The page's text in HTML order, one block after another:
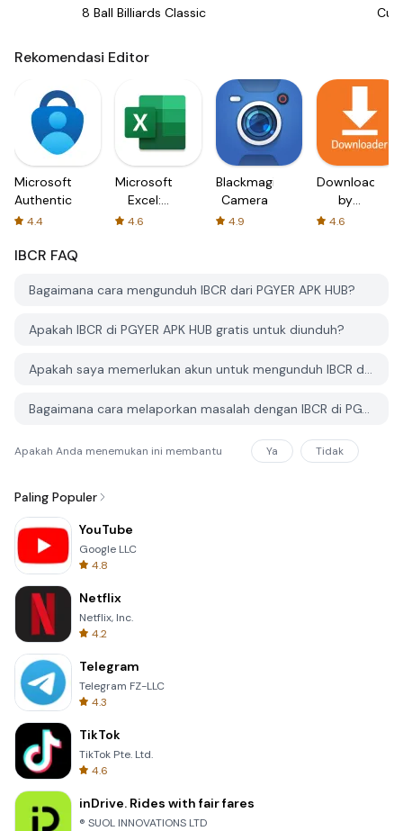
8 Ball Billiards Classic Cut
Rekomendasi Editor
Microsoft
Authenticator
4.4
Microsoft
Excel:
Spreadsheets
4.6
Blackmagic
Camera
4.9
Downloader
by
AFTVnews
4.6
IBCR FAQ
Bagaimana cara mengunduh IBCR dari PGYER APK HUB?
Apakah IBCR di PGYER APK HUB gratis untuk diunduh?
Apakah saya memerlukan akun untuk mengunduh IBCR dari PGYER APK HUB?
Bagaimana cara melaporkan masalah dengan IBCR di PGYER APK HUB?
Apakah Anda menemukan ini membantu Ya Tidak
Paling Populer
YouTube
Google LLC
4.8
Netflix
Netflix, Inc.
4.2
Telegram
Telegram FZ-LLC
4.3
TikTok
TikTok Pte. Ltd.
4.6
inDrive. Rides with fair fares
® SUOL INNOVATIONS LTD